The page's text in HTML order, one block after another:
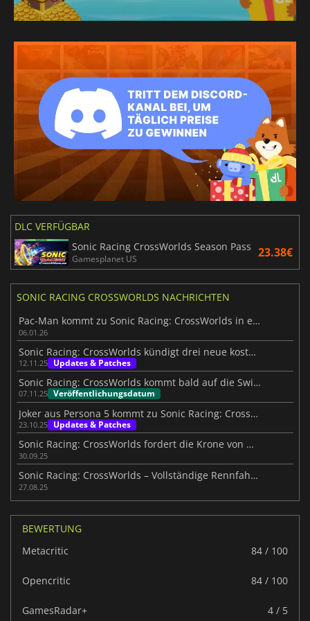
Mexikanisches
Spanisch
DLC VERFÜGBAR
Sonic Racing CrossWorlds Season Pass
Gamesplanet US 23.38€
SONIC RACING CROSSWORLDS NACHRICHTEN
Pac-Man kommt zu Sonic Racing: CrossWorlds in einem DLC
06.01.26
Sonic Racing: CrossWorlds kündigt drei neue kostenlose Charaktere an
12.11.25 Updates & Patches
Sonic Racing: CrossWorlds kommt bald auf die Switch 2!
07.11.25 Veröffentlichungsdatum
Joker aus Persona 5 kommt zu Sonic Racing: CrossWorlds
23.10.25 Updates & Patches
Sonic Racing: CrossWorlds fordert die Krone von Mario Kart heraus
30.09.25
Sonic Racing: CrossWorlds – Vollständige Rennfahrer-Liste enthüllt
27.08.25
BEWERTUNG
Metacritic
84 / 100
Opencritic 84 / 100
GamesRadar+ 4 / 5